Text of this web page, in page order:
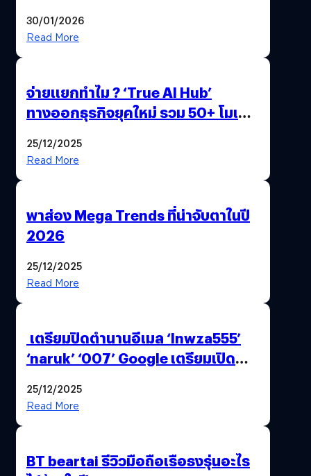
30/01/2026
Read More
จ่ายแยกทำไม ? ‘True AI Hub’
ทางออกธุรกิจยุคใหม่ รวม 50+ โมเดล
25/12/2025
Read More
พาส่อง Mega Trends ที่น่าจับตาในปี
2026
25/12/2025
Read More
เตรียมปิดตำนานอีเมล ‘lnwza555’
‘naruk’ ‘007’ Google เตรียมเปิด
25/12/2025
Read More
BT beartai รีวิวมือถือเรือธงรุ่นอะไร